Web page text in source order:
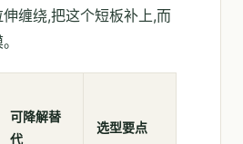
缠绕,把这个短板补上,而
可降解替
代
选型要点